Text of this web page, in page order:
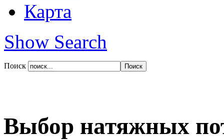
Карта
Show Search
Поиск
Выбор натяжных